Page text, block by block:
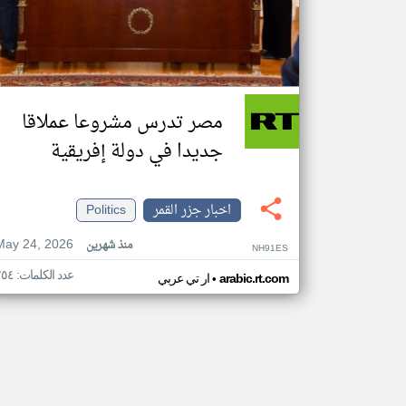
مصر تدرس مشروعا عملاقا
جديدا في دولة إفريقية
اخبار جزر القمر
Politics
24, 2026
منذ شهرين NH91ES
ار تي عربي• arabic.rt.com عدد الكلمات: ٢٥٤